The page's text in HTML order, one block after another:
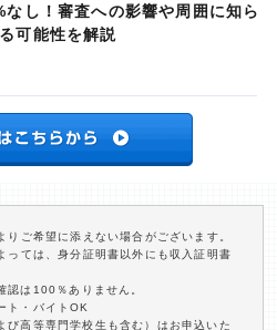
なし！審査への影響や周囲に知ら
可能性を解説
ご希望に添えない場合がございます。
ては、身分証明書以外にも収入証明書
認は100％ありません。
ト・バイトOK
び高等専門学校生も含む）はお申込いた